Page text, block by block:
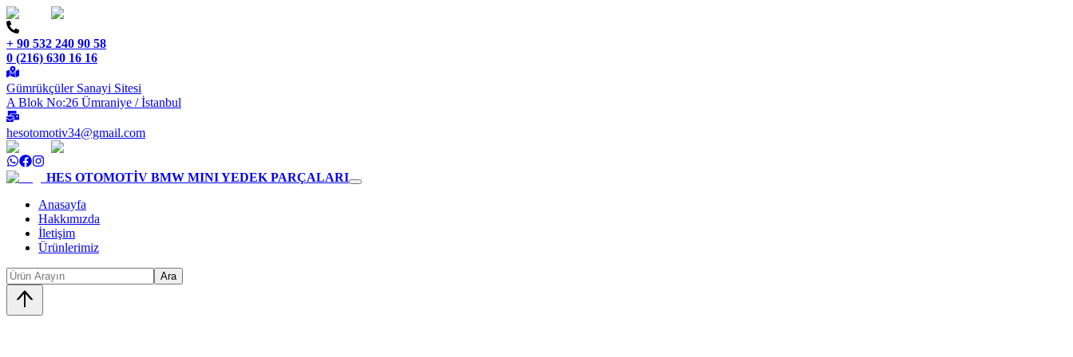
+ 90 532 240 90 58
0 (216) 630 16 16
Gümrükçüler Sanayi Sitesi
A Blok No:26 Ümraniye / İstanbul
hesotomotiv34@gmail.com
HES OTOMOTİV BMW MINI YEDEK PARÇALARI
Anasayfa
Hakkımızda
İletişim
Ürünlerimiz
Ara